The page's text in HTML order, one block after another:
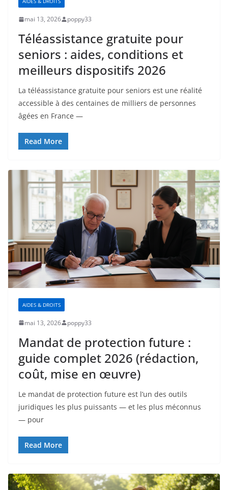
mai 13, 2026 poppy33
Téléassistance gratuite pour
seniors : aides, conditions et
meilleurs dispositifs 2026
La téléassistance gratuite pour seniors est une réalité
accessible à des centaines de milliers de personnes
âgées en France —
Read More
AIDES & DROITS
mai 13, 2026 poppy33
Mandat de protection future :
guide complet 2026 (rédaction,
coût, mise en œuvre)
Le mandat de protection future est l’un des outils
juridiques les plus puissants — et les plus méconnus
— pour
Read More